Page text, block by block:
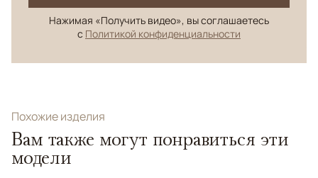
Нажимая «Получить видео», вы соглашаетесь
с Политикой конфиденциальности
Похожие изделия
Вам также могут понравиться эти
модели